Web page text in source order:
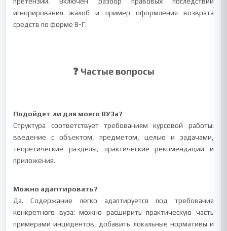
игнорирования жалоб и пример оформления возврата
средств по форме 8-Г.
❓ Частые вопросы
Подойдет ли для моего ВУЗа?
Структура соответствует требованиям курсовой работы:
введение с объектом, предметом, целью и задачами,
теоретические разделы, практические рекомендации и
приложения.
Можно адаптировать?
Да. Содержание легко адаптируется под требования
конкретного вуза: можно расширить практическую часть
примерами инцидентов, добавить локальные нормативы и